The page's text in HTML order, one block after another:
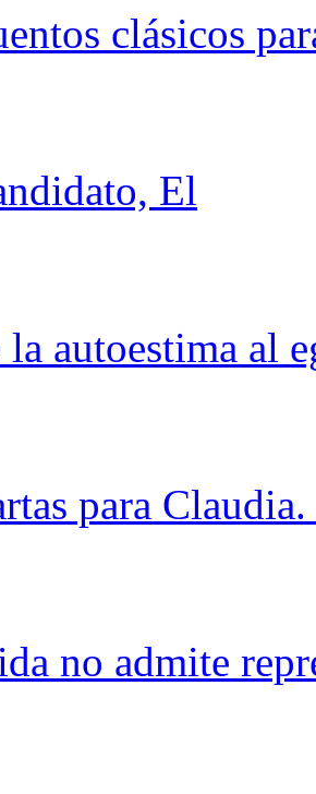
clásicos
El
la autoestima al
para
no admite